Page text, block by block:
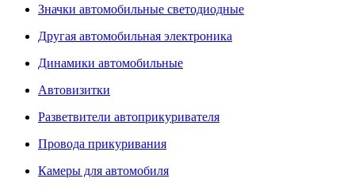
Значки автомобильные светодиодные
Другая автомобильная электроника
Динамики автомобильные
Автовизитки
Разветвители автоприкуривателя
Провода прикуривания
Камеры для автомобиля